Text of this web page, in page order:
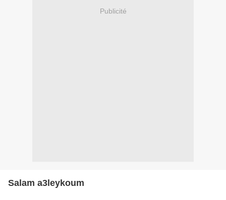
Publicité
Salam a3leykoum